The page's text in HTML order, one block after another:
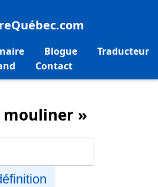
Blogue
Traducteur
Contact
»